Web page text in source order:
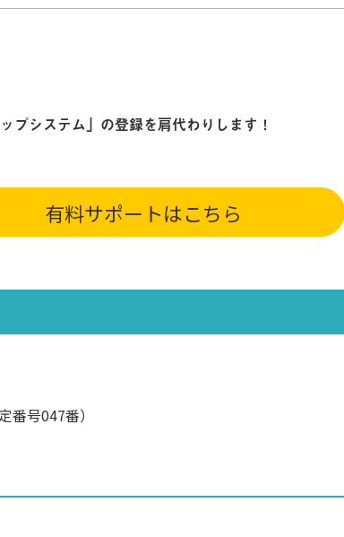
プシステム」の登録を肩代わりします！
有料サポートはこちら
号047番）